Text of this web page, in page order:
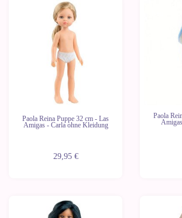
Paola Reina Puppe 32 cm - Las
Amigas - Carla ohne Kleidung
29,95 €
Paola